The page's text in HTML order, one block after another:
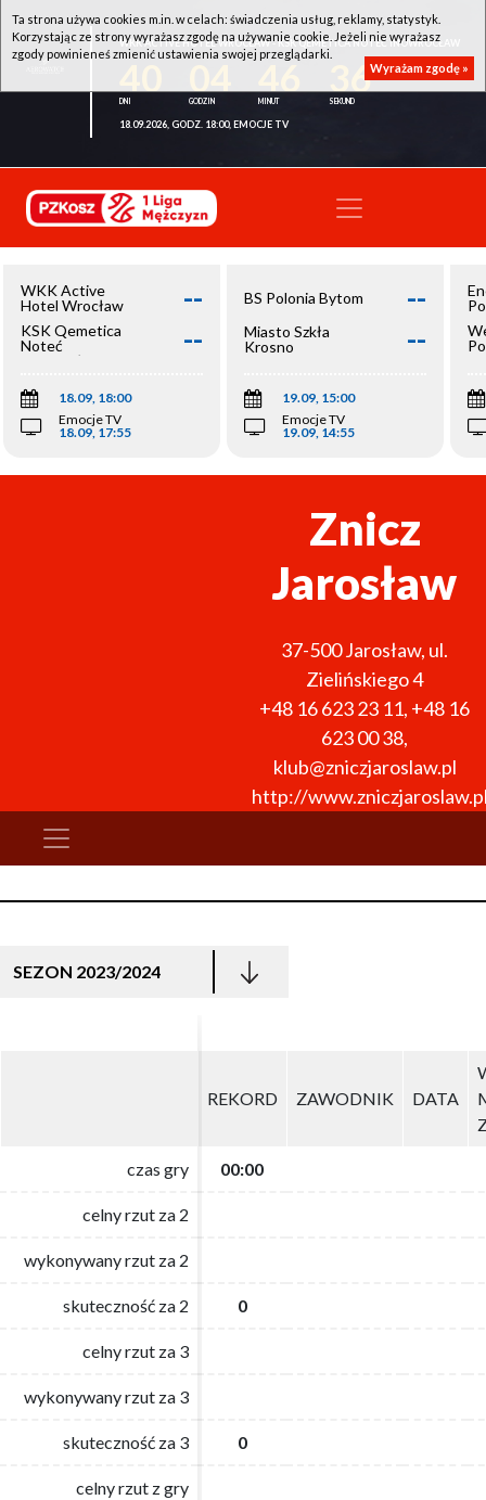
WKK ACTIVE HOTEL WROCŁAW - KSK QEMETICA NOTEĆ INOWROCŁAW
36
18.09.2026, GODZ. 18:00, EMOCJE TV
WKK Active
Hotel Wrocław
--
KSK Qemetica
Noteć
Inowrocław
--
18.09, 18:00
Emocje TV
18.09, 17:55
BS Polonia Bytom --
Miasto Szkła
Krosno
--
19.09, 15:00
Emocje TV
19.09, 14:55
Znicz
Jarosław
37-500Jarosław, ul.
Zielińskiego 4
+48 16 623 23 11, +48 16
623 00 38,
klub@zniczjaroslaw.pl
http://
SEZON 2023/2024
REKORD ZAWODNIK DATA
czas gry 00:00
celny rzut za 2
wykonywany rzut za 2
skuteczność za 2 0
celny rzut za 3
wykonywany rzut za 3
skuteczność za 3 0
celny rzut z gry
REKORD ZAWODNIK DATA
czas gry 00:00
celny rzut za 2
wykonywany rzut za 2
skuteczność za 2 0
celny rzut za 3
wykonywany rzut za 3
skuteczność za 3 0
celny rzut z gry
Ta strona używa cookies m.in. w celach: świadczenia usług, reklamy, statystyk.
Korzystając ze strony wyrażasz zgodę na używanie cookie. Jeżeli nie wyrażasz
zgody powinieneś zmienić ustawienia swojej przeglądarki.
Wyrażam zgodę »